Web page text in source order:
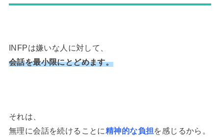
INFPは嫌いな人に対して、
会話を最小限にとどめます。
それは、
無理に会話を続けることに精神的な負担を感じるから。